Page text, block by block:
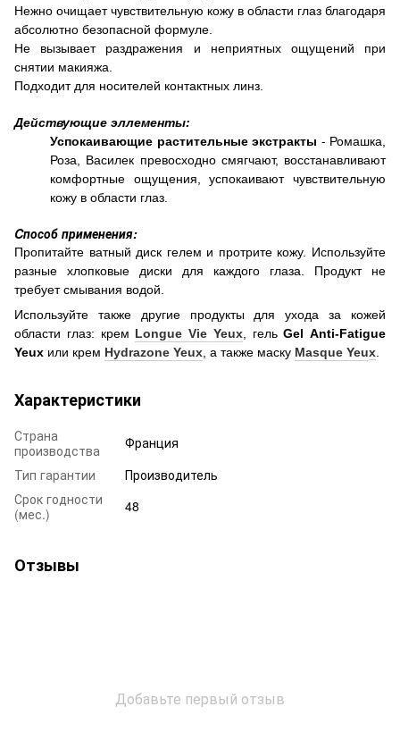
Нежно очищает чувствительную кожу в области глаз благодаря
абсолютно безопасной формуле.
Не вызывает раздражения и неприятных ощущений при
снятии макияжа.
Подходит для носителей контактных линз.
Действующие эллементы:
Успокаивающие растительные экстракты - Ромашка,
Роза, Василек превосходно смягчают, восстанавливают
комфортные ощущения, успокаивают чувствительную
кожу в области глаз.
Cпособ применения:
Пропитайте ватный диск гелем и протрите кожу. Используйте
разные хлопковые диски для каждого глаза. Продукт не
требует смывания водой.
Используйте также другие продукты для ухода за кожей
области глаз: крем Longue Vie Yeux, гельGel Anti-Fatigue
Yeux или крем Hydrazone Yeux , а также маску Masque Yeuх
Характеристики
Страна
производства
Франция
Тип гарантии
Производитель
Срок годности
(мес.)
48
Отзывы
Добавьте первый отзыв